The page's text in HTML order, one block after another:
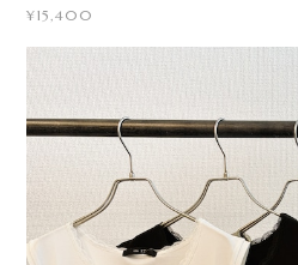
¥15,400